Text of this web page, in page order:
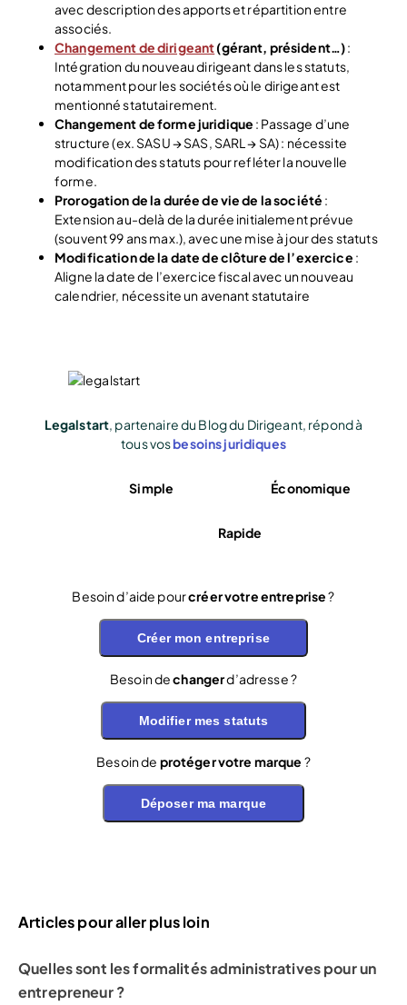
avec description des apports et répartition entre
associés.
Changement de dirigeant(gérant, président…):
Intégration du nouveau dirigeant dans les statuts,
notamment pour les sociétés où le dirigeant est
mentionné statutairement.
Changement de forme juridique : Passage d’une
structure (ex. SASU → SAS, SARL → SA) : nécessite
modification des statuts pour refléter la nouvelle
forme.
Prorogation de la durée de vie de la société :
Extension au-delà de la durée initialement prévue
(souvent 99 ans max.), avec une mise à jour des statuts
Modification de la date de clôture de l’exercice :
Aligne la date de l’exercice fiscal avec un nouveau
calendrier, nécessite un avenant statutaire
Legalstart, partenaire du Blog du Dirigeant, répond à
tous vosbesoins juridiques
Simple Économique
Rapide
Besoin d’aide pourcréer votre entreprise?
Créer mon entreprise
Besoin dechangerd’adresse ?
Modifier mes statuts
Besoin de protéger votre marque ?
Déposer ma marque
Articles pour aller plus loin
Quelles sont les formalités administratives pour un
entrepreneur ?